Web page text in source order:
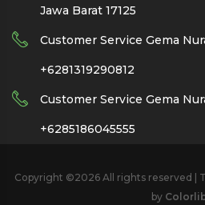
Jawa Barat 17125
Customer Service Gema
+6281319290812
Customer Service Gema
+6285186045555
Copyright ©2026 All rights reserved |
by